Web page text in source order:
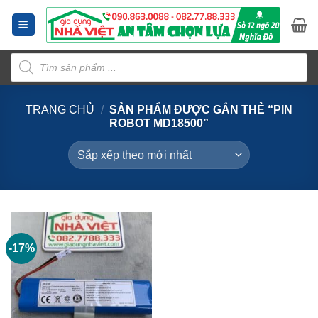
dung
Tìm
kiếm
sản
phẩm
TRANG CHỦ / SẢN PHẨM ĐƯỢC GẮN THẺ “PIN
ROBOT MD18500”
-17%